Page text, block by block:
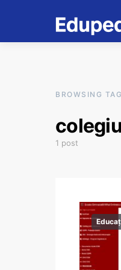
BROWSING TAG
1 post